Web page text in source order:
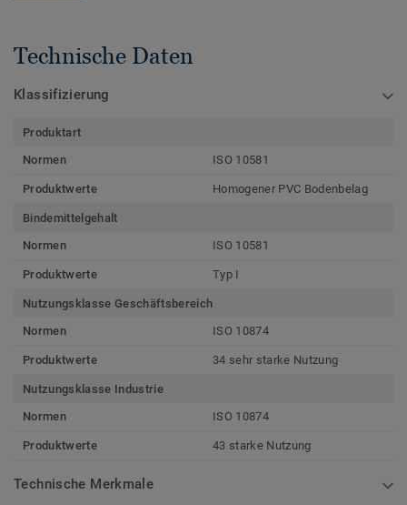
Technische Daten
Klassifizierung
Produktart
Normen
ISO 10581
Produktwerte Homogener PVC Bodenbelag
Bindemittelgehalt
Normen
ISO 10581
Produktwerte Typ I
Nutzungsklasse Geschäftsbereich
Normen
ISO 10874
Produktwerte 34 sehr starke Nutzung
Nutzungsklasse Industrie
Normen
ISO 10874
Produktwerte 43 starke Nutzung
Technische Merkmale